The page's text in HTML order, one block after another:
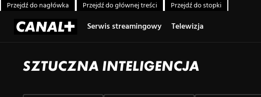
Przejdź do nagłówka Przejdź do głównej treści Przejdź do stopki
Serwis streamingowy Telewizja
SZTUCZNA INTELIGENCJA